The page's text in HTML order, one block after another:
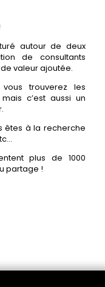
autour de deux
de consultants
valeur ajoutée.
trouverez les
c’est aussi un
êtes à la recherche
plus de 1000
partage !